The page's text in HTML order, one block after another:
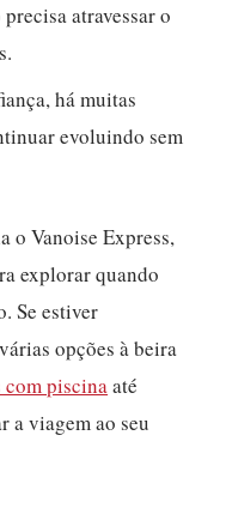
atravessar o
há muitas
evoluindo sem
o Vanoise Express,
explorar quando
Se estiver
opções à beira
com piscinaaté
a viagem ao seu